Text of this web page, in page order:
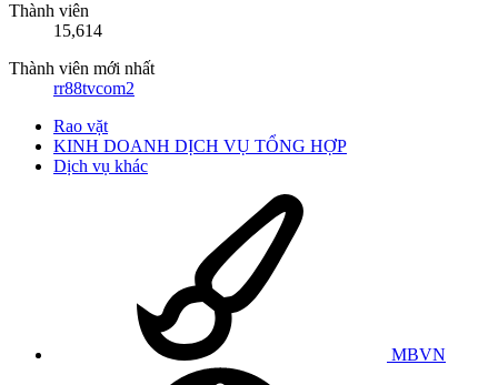
Thành viên
15,614
Thành viên mới nhất
rr88tvcom2
Rao vặt
KINH DOANH DỊCH VỤ TỔNG HỢP
Dịch vụ khác
MBVN